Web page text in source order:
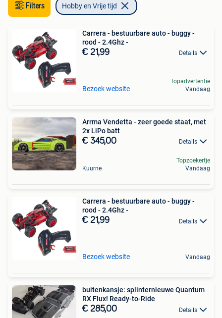
Filters Hobby en Vrije tijd
Carrera - bestuurbare auto - buggy -
rood - 2.4Ghz -
€ 21,99 Details
Bezoek website
Topadvertentie
Vandaag
Arrma Vendetta - zeer goede staat, met
2x LiPo batt
€ 345,00 Details
Kuurne
Topzoekertje
Vandaag
Carrera - bestuurbare auto - buggy -
rood - 2.4Ghz -
€ 21,99 Details
Bezoek website Vandaag
buitenkansje: splinternieuwe Quantum
RX Flux! Ready-to-Ride
€ 285,00 Details